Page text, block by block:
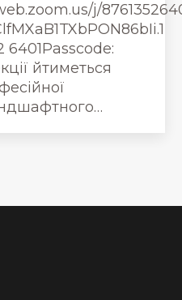
j/
6401Passcode:
йтиметься